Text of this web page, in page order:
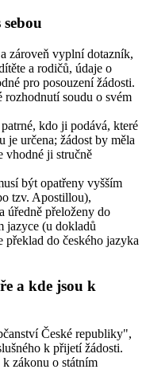
zároveň vyplní dotazník,
a rodičů, údaje o
pro posouzení žádosti.
soudu o svém
kdo ji podává, které
je určena; žádost by měla
vhodné ji stručně
být opatřeny vyšším
tzv. Apostillou),
úředně přeloženy do
jazyce (u dokladů
do českého jazyka
a kde jsou k
České republiky",
k přijetí žádosti.
zákonu o státním